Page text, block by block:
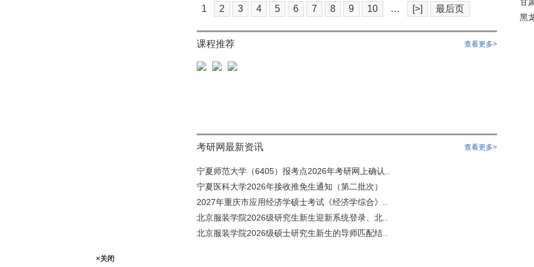
1 2 3 4 5 6 7 8 9 10 … [>] 最后页
课程推荐 查看更多>
考研网最新资讯 查看更多>
宁夏师范大学（6405）报考点2026年考研网上确认..
宁夏医科大学2026年接收推免生通知（第二批次）
2027年重庆市应用经济学硕士考试《经济学综合》..
北京服装学院2026级研究生新生迎新系统登录、北..
北京服装学院2026级硕士研究生新生的导师匹配结..
黑
×关闭